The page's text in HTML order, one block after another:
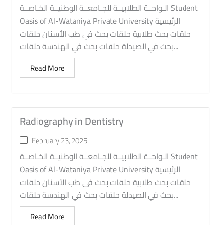
الـواحــة الطلابيــة للجـامعــة الوطنيــة الخـاصــة Student
Oasis of Al-Wataniya Private University الرئيسية
حلقات بحث طلابية حلقات بحث في طب الأسنان حلقات
بحث في الصيدلة حلقات بحث في الهندسة حلقات...
Read More
Radiography in Dentistry
February 23, 2025
الـواحــة الطلابيــة للجـامعــة الوطنيــة الخـاصــة Student
Oasis of Al-Wataniya Private University الرئيسية
حلقات بحث طلابية حلقات بحث في طب الأسنان حلقات
بحث في الصيدلة حلقات بحث في الهندسة حلقات...
Read More